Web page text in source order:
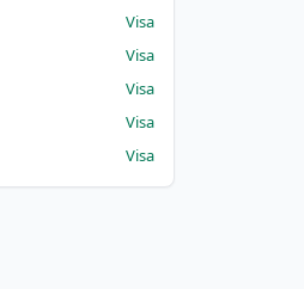
Visa
Visa
Visa
Visa
Visa